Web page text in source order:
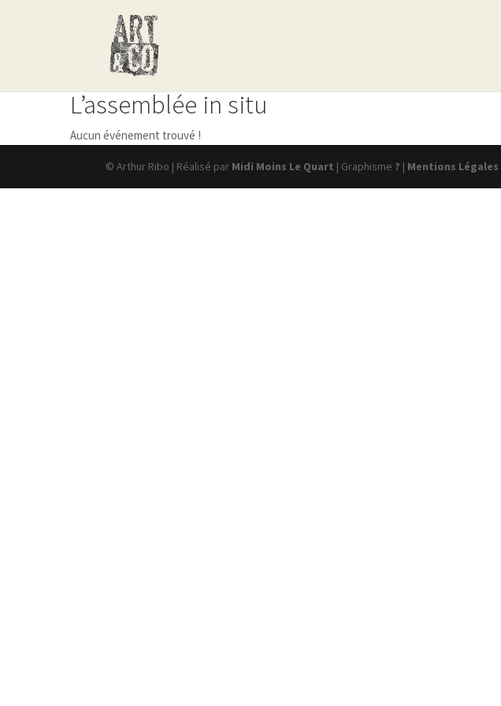
L’assemblée in situ
Aucun événement trouvé !
© Arthur Ribo | Réalisé par Midi Moins Le Quart | Graphisme ? | Mentions Légales